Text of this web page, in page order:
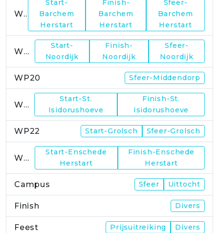
WP17
Start-
Barchem
Herstart
Finish-
Barchem
Herstart
Sfeer-
Barchem
Herstart
WP19
Start-
Noordijk
Finish-
Noordijk
Sfeer-
Noordijk
WP20 Sfeer-Middendorp
WP21
Start-St.
Isidorushoeve
Finish-St.
Isidorushoeve
WP22 Start-Grolsch Sfeer-Grolsch
WP23
Start-Enschede
Herstart
Finish-Enschede
Herstart
Campus Sfeer Uittocht
Finish Divers
Feest Prijsuitreiking Divers